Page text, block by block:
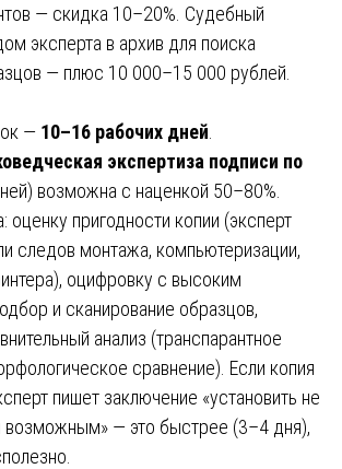
— скидка 10–20%. Судебный
эксперта в архив для поиска
— плюс 10 000–15 000 рублей.
— 10–16 рабочих дней
экспертиза подписи по
возможна с наценкой 50–80%.
оценку пригодности копии (эксперт
следов монтажа, компьютеризации,
оцифровку с высоким
и сканирование образцов,
анализ (транспарантное
сравнение). Если копия
пишет заключение «установить не
возможным» — это быстрее (3–4 дня),